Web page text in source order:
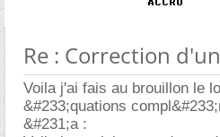
Re : Correction
Voila j'ai fais au brouillon le
&#233;quations
&#231;a :